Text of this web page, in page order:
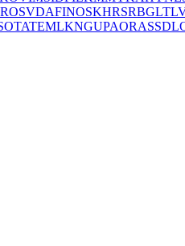
ROSVDAFINOSKHRSRBGLT
TATEMLKNGUPAORASSD